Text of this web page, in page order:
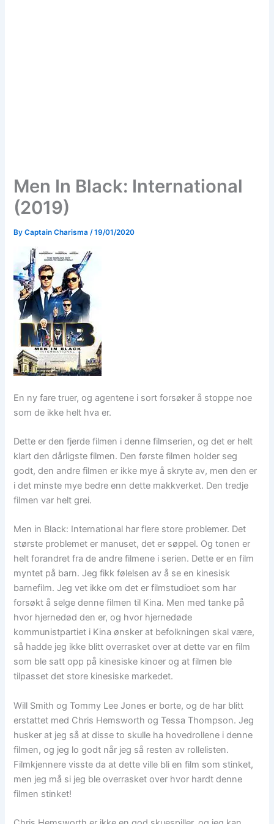
Men In Black: International
(2019)
ByCaptain Charisma /19/01/2020
En ny fare truer, og agentene i sort forsøker å stoppe noe
som de ikke helt hva er.
Dette er den fjerde filmen i denne filmserien, og det er helt
klart den dårligste filmen. Den første filmen holder seg
godt, den andre filmen er ikke mye å skryte av, men den er
i det minste mye bedre enn dette makkverket. Den tredje
filmen var helt grei.
Men in Black: International har flere store problemer. Det
største problemet er manuset, det er søppel. Og tonen er
helt forandret fra de andre filmene i serien. Dette er en film
myntet på barn. Jeg fikk følelsen av å se en kinesisk
barnefilm. Jeg vet ikke om det er filmstudioet som har
forsøkt å selge denne filmen til Kina. Men med tanke på
hvor hjernedød den er, og hvor hjernedøde
kommunistpartiet i Kina ønsker at befolkningen skal være,
så hadde jeg ikke blitt overrasket over at dette var en film
som ble satt opp på kinesiske kinoer og at filmen ble
tilpasset det store kinesiske markedet.
Will Smith og Tommy Lee Jones er borte, og de har blitt
erstattet med Chris Hemsworth og Tessa Thompson. Jeg
husker at jeg så at disse to skulle ha hovedrollene i denne
filmen, og jeg lo godt når jeg så resten av rollelisten.
Filmkjennere visste da at dette ville bli en film som stinket,
men jeg må si jeg ble overrasket over hvor hardt denne
filmen stinket!